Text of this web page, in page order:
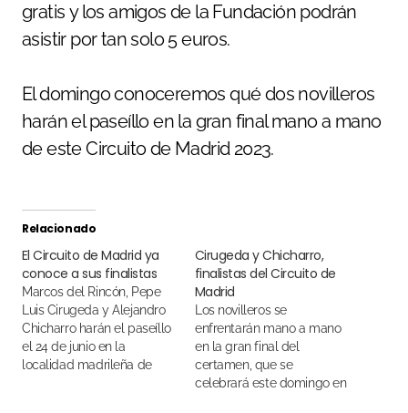
gratis y los amigos de la Fundación podrán
asistir por tan solo 5 euros.
El domingo conoceremos qué dos novilleros
harán el paseíllo en la gran final mano a mano
de este Circuito de Madrid 2023.
Relacionado
El Circuito de Madrid ya
conoce a sus finalistas
Marcos del Rincón, Pepe
Luis Cirugeda y Alejandro
Chicharro harán el paseíllo
el 24 de junio en la
localidad madrileña de
Cirugeda y Chicharro,
finalistas del Circuito de
Madrid
enfrentarán mano a mano
en la gran final del
certamen, que se
celebrará este domingo en